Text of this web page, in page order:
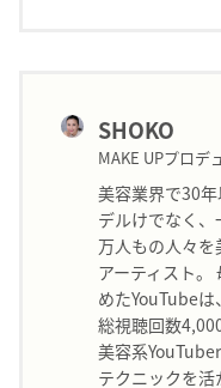
SHOKO
MAKE UPプロデ
美容業界で30
デルけでなく
万人もの人々を
アーティスト。
めたYouTubeは
総視聴回数
美容系
テクニックを